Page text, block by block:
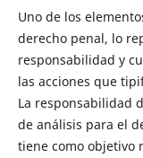
Uno de los
derecho penal, lo
responsabilidad y
las acciones que
La responsabilidad
de análisis para el
tiene como objetivo